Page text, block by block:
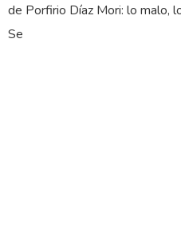
de Porfirio Díaz Mori: lo malo,
Se